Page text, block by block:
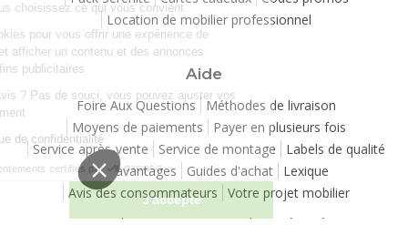
Location de mobilier professionnel
Aide
Foire Aux Questions
Méthodes de livraison
Moyens de paiements
Payer en plusieurs fois
Service après-vente
Service de montage
Labels de qualité
Vos avantages
Guides d'achat
Lexique
Avis des consommateurs
Votre projet mobilier
pour nos cookies ! Vous choisissez ce qui vous convient.
Nous utilisons des cookies pour vous offrir une expérience de
navigation moelleuse et afficher un contenu et des annonces
personnalisées à des fins publicitaires
Besoin de changer d’avis ? Pas de souci, vous pouvez ajuster vos
préférences à tout moment
Consulter notre politique de confidentialité
Consentements certifiés par
Je choisis J'accepte